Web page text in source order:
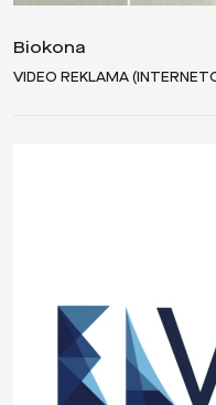
Biokona
VIDEO REKLAMA